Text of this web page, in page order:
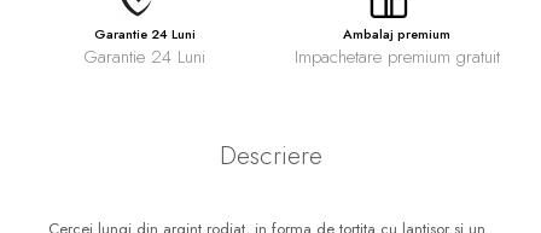
Garantie 24 Luni
Garantie 24 Luni
Ambalaj premium
Impachetare premium gratuit
Descriere